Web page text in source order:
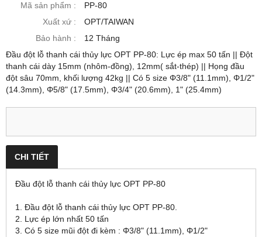
Mã sản phẩm :
PP-80
Xuất xứ :
OPT/TAIWAN
Bảo hành :
12 Tháng
Đầu đột lỗ thanh cái thủy lực OPT PP-80: Lực ép max 50 tấn || Đột
thanh cái dày 15mm (nhôm-đồng), 12mm( sắt-thép) || Họng đầu
đột sâu 70mm, khối lượng 42kg || Có 5 size Φ3/8" (11.1mm), Φ1/2"
(14.3mm), Φ5/8" (17.5mm), Φ3/4" (20.6mm), 1" (25.4mm)
CHI TIẾT
Đầu đột lỗ thanh cái thủy lực OPT PP-80
1. Đầu đột lỗ thanh cái thủy lực OPT PP-80.
2. Lực ép lớn nhất 50 tấn
3. Có 5 size mũi đột đi kèm : Φ3/8" (11.1mm), Φ1/2"